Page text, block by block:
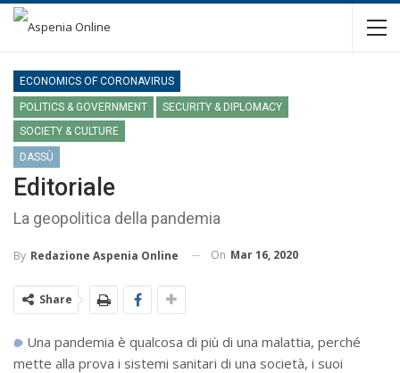
ECONOMICS OF CORONAVIRUS
POLITICS & GOVERNMENT
SECURITY & DIPLOMACY
SOCIETY & CULTURE
DASSÙ
Editoriale
La geopolitica della pandemia
By Redazione Aspenia Online On Mar 16, 2020
Share
Una pandemia è qualcosa di più di una malattia, perché
mette alla prova i sistemi sanitari di una società, i suoi